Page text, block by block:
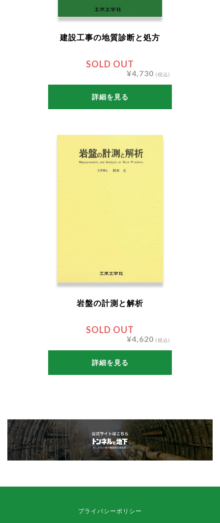
SOLD OUT
建設工事の地質診断と処方
¥4,730 (税込)
詳細を見る
SOLD OUT
岩盤の計測と解析
¥4,620 (税込)
詳細を見る
プライバシーポリシー